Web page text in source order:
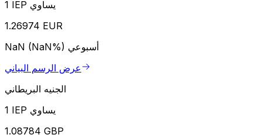
1 IEP يساوي
1.26974 EUR
NaN (NaN%) أسبوعي
عرض الرسم البياني
الجنيه البريطاني
1 IEP يساوي
1.08784 GBP